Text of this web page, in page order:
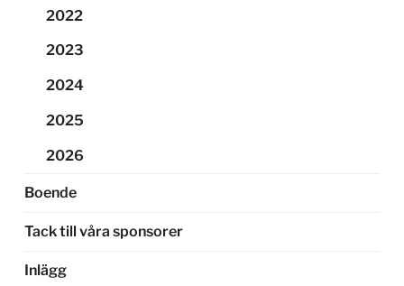
2022
2023
2024
2025
2026
Boende
Tack till våra sponsorer
Inlägg